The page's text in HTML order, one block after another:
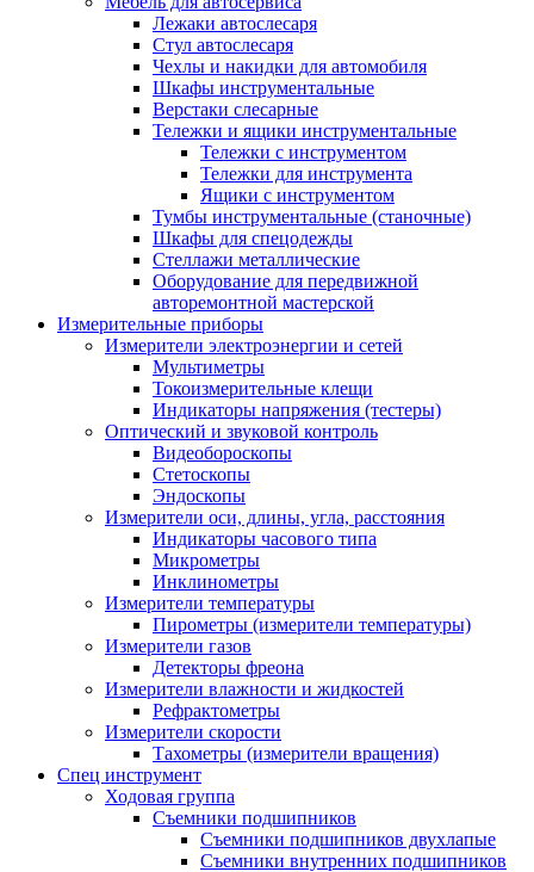
Лежаки автослесаря
Стул автослесаря
Чехлы и накидки для автомобиля
Шкафы инструментальные
Верстаки слесарные
Тележки и ящики инструментальные
Тележки с инструментом
Тележки для инструмента
Ящики с инструментом
Тумбы инструментальные (станочные)
Шкафы для спецодежды
Стеллажи металлические
Оборудование для передвижной
авторемонтной мастерской
Измерительные приборы
Измерители электроэнергии и сетей
Мультиметры
Токоизмерительные клещи
Индикаторы напряжения (тестеры)
Оптический и звуковой контроль
Видеобороскопы
Стетоскопы
Эндоскопы
Измерители оси, длины, угла, расстояния
Индикаторы часового типа
Микрометры
Инклинометры
Измерители температуры
Пирометры (измерители температуры)
Измерители газов
Детекторы фреона
Измерители влажности и жидкостей
Рефрактометры
Измерители скорости
Тахометры (измерители вращения)
Спец инструмент
Ходовая группа
Съемники подшипников
Съемники подшипников двухлапые
Съемники внутренних подшипников